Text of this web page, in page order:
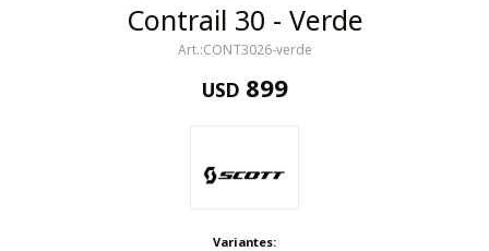
Contrail 30 - Verde
CONT3026-verde
USD 899
Variantes: